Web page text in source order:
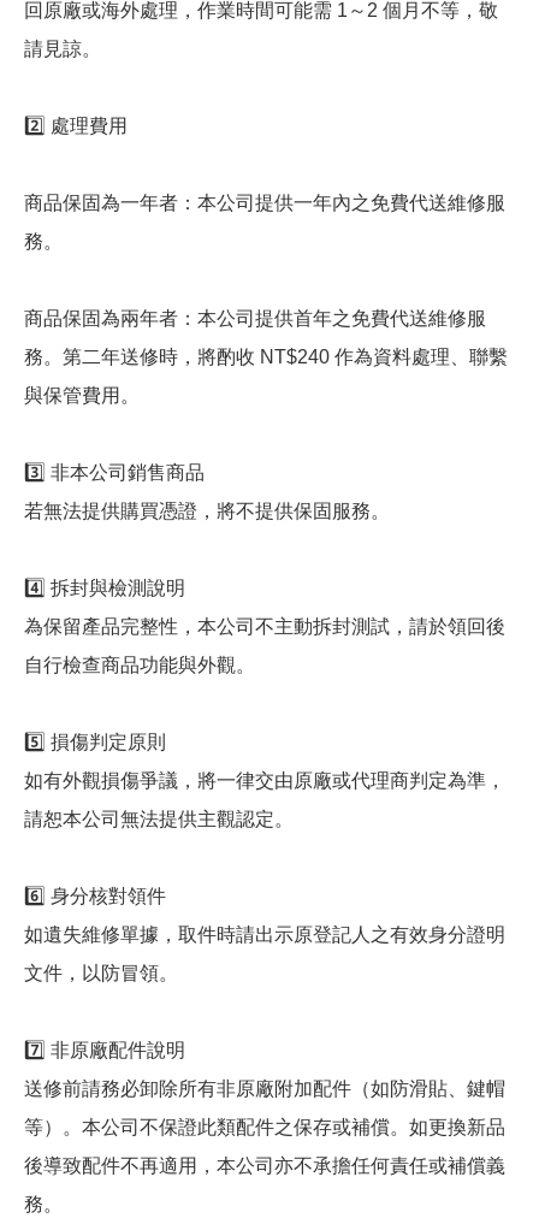
回原廠或海外處理，作業時間可能需 1～2 個月不等，敬
請見諒。
2️⃣ 處理費用
商品保固為一年者：本公司提供一年內之免費代送維修服
務。
商品保固為兩年者：本公司提供首年之免費代送維修服
務。第二年送修時，將酌收 NT$240 作為資料處理、聯繫
與保管費用。
3️⃣ 非本公司銷售商品
若無法提供購買憑證，將不提供保固服務。
4️⃣ 拆封與檢測說明
為保留產品完整性，本公司不主動拆封測試，請於領回後
自行檢查商品功能與外觀。
5️⃣ 損傷判定原則
如有外觀損傷爭議，將一律交由原廠或代理商判定為準，
請恕本公司無法提供主觀認定。
6️⃣ 身分核對領件
如遺失維修單據，取件時請出示原登記人之有效身分證明
文件，以防冒領。
7️⃣ 非原廠配件說明
送修前請務必卸除所有非原廠附加配件（如防滑貼、鍵帽
等）。本公司不保證此類配件之保存或補償。如更換新品
後導致配件不再適用，本公司亦不承擔任何責任或補償義
務。